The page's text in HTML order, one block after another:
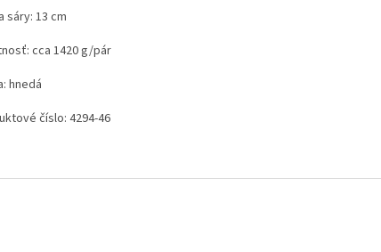
sáry: 13 cm
cca 1420 g/pár
hnedá
číslo: 4294-46